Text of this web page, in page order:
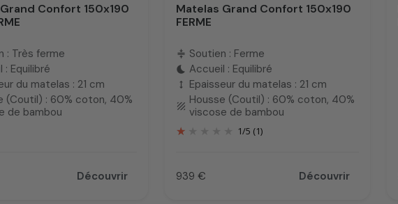
Confort 150x190
: Très ferme
: Equilibré
du matelas : 21 cm
(Coutil) : 60% coton, 40%
de bambou
Découvrir
Matelas Grand Confort 150x190
FERME
compress Soutien : Ferme
bedtime Accueil : Equilibré
height Epaisseur du matelas : 21 cm
texture Housse (Coutil) : 60% coton, 40%
viscose de bambou
1/5 (1)
Prix
939 € Découvrir